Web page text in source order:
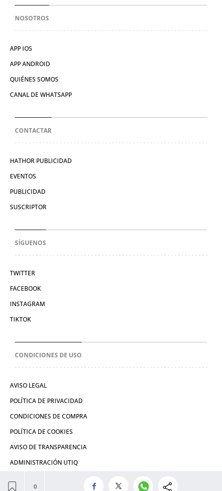
NOSOTROS
APP IOS
APP ANDROID
QUIÉNES SOMOS
CANAL DE WHATSAPP
CONTACTAR
HATHOR PUBLICIDAD
EVENTOS
PUBLICIDAD
SUSCRIPTOR
SÍGUENOS
TWITTER
FACEBOOK
INSTAGRAM
TIKTOK
CONDICIONES DE USO
AVISO LEGAL
POLÍTICA DE PRIVACIDAD
CONDICIONES DE COMPRA
POLÍTICA DE COOKIES
AVISO DE TRANSPARENCIA
ADMINISTRACIÓN UTIQ